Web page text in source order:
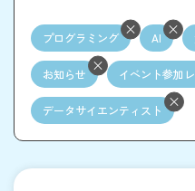
プログラミング AI
お知らせ イベント参加
データサイエンティスト